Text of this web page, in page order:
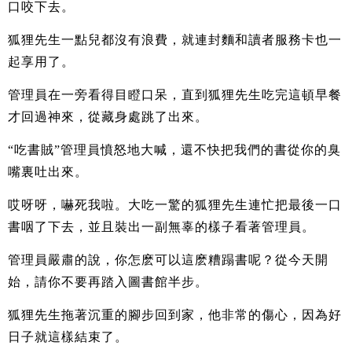
口咬下去。
狐狸先生一點兒都沒有浪費，就連封麵和讀者服務卡也一
起享用了。
管理員在一旁看得目瞪口呆，直到狐狸先生吃完這頓早餐
才回過神來，從藏身處跳了出來。
“吃書賊”管理員憤怒地大喊，還不快把我們的書從你的臭
嘴裏吐出來。
哎呀呀，嚇死我啦。大吃一驚的狐狸先生連忙把最後一口
書咽了下去，並且裝出一副無辜的樣子看著管理員。
管理員嚴肅的說，你怎麽可以這麽糟蹋書呢？從今天開
始，請你不要再踏入圖書館半步。
狐狸先生拖著沉重的腳步回到家，他非常的傷心，因為好
日子就這樣結束了。